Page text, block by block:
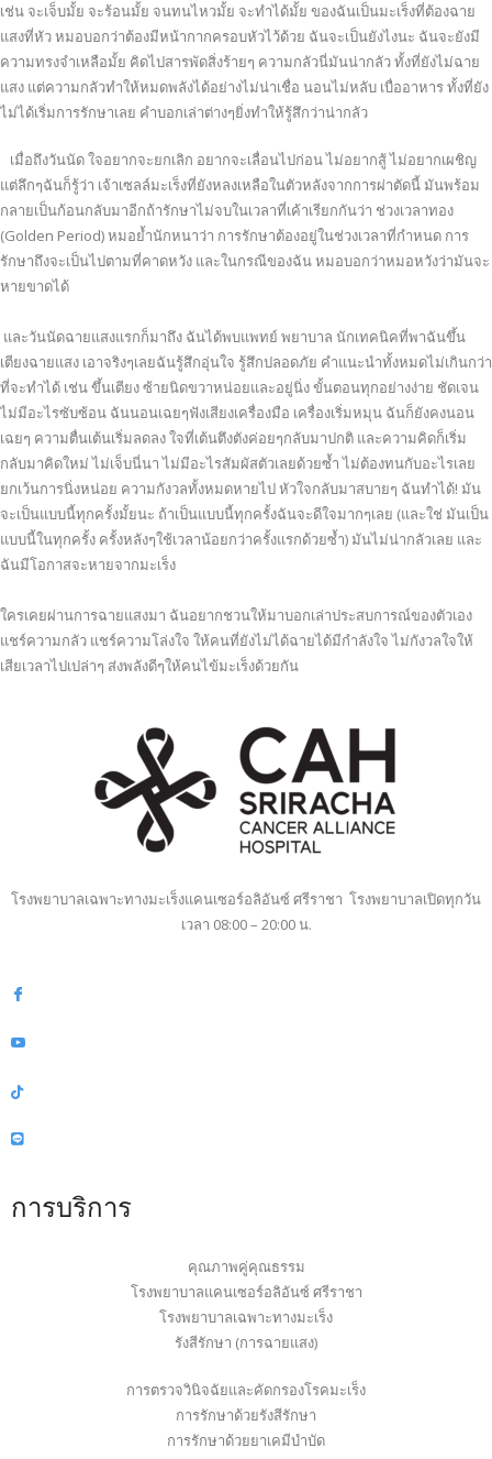
เช่น จะเจ็บมั้ย จะร้อนมั้ย จนทนไหวมั้ย จะทำได้มั้ย ของฉันเป็นมะเร็งที่ต้องฉาย
แสงที่หัว หมอบอกว่าต้องมีหน้ากากครอบหัวไว้ด้วย ฉันจะเป็นยังไงนะ ฉันจะยังมี
ความทรงจำเหลือมั้ย คิดไปสารพัดสิ่งร้ายๆ ความกลัวนี่มันน่ากลัว ทั้งที่ยังไม่ฉาย
แสง แต่ความกลัวทำให้หมดพลังได้อย่างไม่น่าเชื่อ นอนไม่หลับ เบื่ออาหาร ทั้งที่ยัง
ไม่ได้เริ่มการรักษาเลย คำบอกเล่าต่างๆยิ่งทำให้รู้สึกว่าน่ากลัว
เมื่อถึงวันนัด ใจอยากจะยกเลิก อยากจะเลื่อนไปก่อน ไม่อยากสู้ ไม่อยากเผชิญ
แต่ลึกๆฉันก็รู้ว่า เจ้าเซลล์มะเร็งที่ยังหลงเหลือในตัวหลังจากการผ่าตัดนี้ มันพร้อม
กลายเป็นก้อนกลับมาอีกถ้ารักษาไม่จบในเวลาที่เค้าเรียกกันว่า ช่วงเวลาทอง
(Golden Period) หมอย้ำนักหนาว่า การรักษาต้องอยู่ในช่วงเวลาที่กำหนด การ
รักษาถึงจะเป็นไปตามที่คาดหวัง และในกรณีของฉัน หมอบอกว่าหมอหวังว่ามันจะ
หายขาดได้
และวันนัดฉายแสงแรกก็มาถึง ฉันได้พบแพทย์ พยาบาล นักเทคนิคที่พาฉันขึ้น
เตียงฉายแสง เอาจริงๆเลยฉันรู้สึกอุ่นใจ รู้สึกปลอดภัย คำแนะนำทั้งหมดไม่เกินกว่า
ที่จะทำได้ เช่น ขึ้นเตียง ซ้ายนิดขวาหน่อยและอยู่นิ่ง ขั้นตอนทุกอย่างง่าย ชัดเจน
ไม่มีอะไรซับซ้อน ฉันนอนเฉยๆฟังเสียงเครื่องมือ เครื่องเริ่มหมุน ฉันก็ยังคงนอน
เฉยๆ ความตื่นเต้นเริ่มลดลง ใจที่เต้นตึงตังค่อยๆกลับมาปกติ และความคิดก็เริ่ม
กลับมาคิดใหม่ ไม่เจ็บนี่นา ไม่มีอะไรสัมผัสตัวเลยด้วยซ้ำ ไม่ต้องทนกับอะไรเลย
ยกเว้นการนิ่งหน่อย ความกังวลทั้งหมดหายไป หัวใจกลับมาสบายๆ ฉันทำได้! มัน
จะเป็นแบบนี้ทุกครั้งมั้ยนะ ถ้าเป็นแบบนี้ทุกครั้งฉันจะดีใจมากๆเลย (และใช่ มันเป็น
แบบนี้ในทุกครั้ง ครั้งหลังๆใช้เวลาน้อยกว่าครั้งแรกด้วยซ้ำ) มันไม่น่ากลัวเลย และ
ฉันมีโอกาสจะหายจากมะเร็ง
ใครเคยผ่านการฉายแสงมา ฉันอยากชวนให้มาบอกเล่าประสบการณ์ของตัวเอง
แชร์ความกลัว แชร์ความโล่งใจ ให้คนที่ยังไม่ได้ฉายได้มีกำลังใจ ไม่กังวลใจให้
เสียเวลาไปเปล่าๆ ส่งพลังดีๆให้คนไข้มะเร็งด้วยกัน
โรงพยาบาลเฉพาะทางมะเร็งแคนเซอร์อลิอันซ์ ศรีราชา โรงพยาบาลเปิดทุกวัน
เวลา 08:00 – 20:00 น.
การบริการ
คุณภาพคู่คุณธรรม
โรงพยาบาลแคนเซอร์อลิอันซ์ ศรีราชา
โรงพยาบาลเฉพาะทางมะเร็ง
รังสีรักษา (การฉายแสง)
การตรวจวินิจฉัยและคัดกรองโรคมะเร็ง
การรักษาด้วยรังสีรักษา
การรักษาด้วยยาเคมีบำบัด